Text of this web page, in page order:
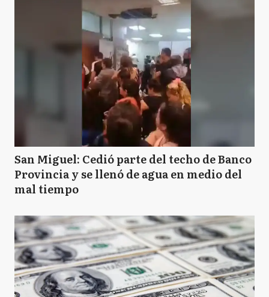
San Miguel: Cedió parte del techo de Banco
Provincia y se llenó de agua en medio del
mal tiempo